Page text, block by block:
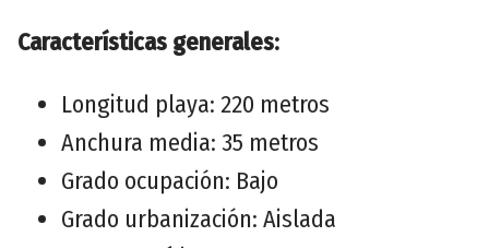
Características generales:
Longitud playa: 220 metros
Anchura media: 35 metros
Grado ocupación: Bajo
Grado urbanización: Aislada